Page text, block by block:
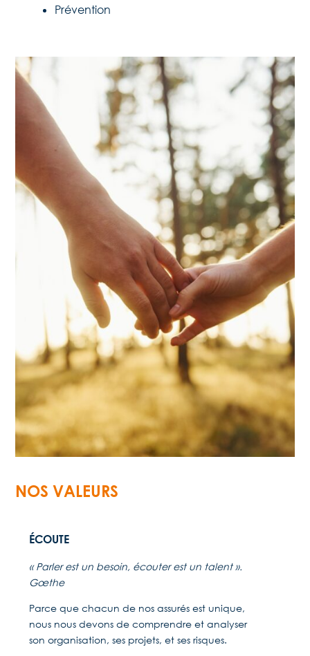
Prévention ​
NOS VALEURS
ÉCOUTE
« Parler est un besoin, écouter est un talent ».
Gœthe
Parce que chacun de nos assurés est unique,
nous nous devons de comprendre et analyser
son organisation, ses projets, et ses risques.